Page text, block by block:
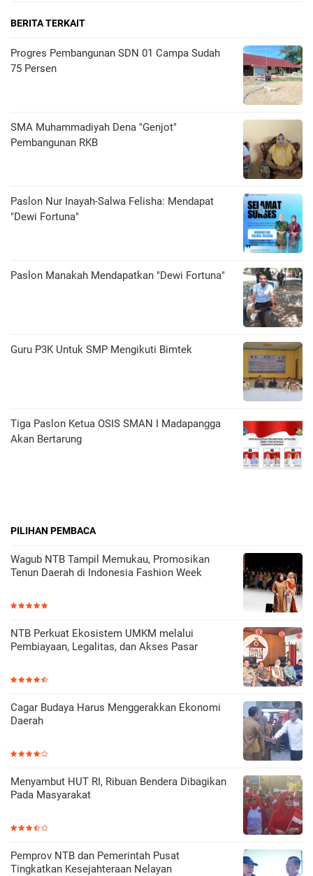
BERITA TERKAIT
Progres Pembangunan SDN 01 Campa Sudah
75 Persen
SMA Muhammadiyah Dena "Genjot"
Pembangunan RKB
Paslon Nur Inayah-Salwa Felisha: Mendapat
"Dewi Fortuna"
Paslon Manakah Mendapatkan "Dewi Fortuna"
Guru P3K Untuk SMP Mengikuti Bimtek
Tiga Paslon Ketua OSIS SMAN I Madapangga
Akan Bertarung
PILIHAN PEMBACA
Wagub NTB Tampil Memukau, Promosikan
Tenun Daerah di Indonesia Fashion Week
NTB Perkuat Ekosistem UMKM melalui
Pembiayaan, Legalitas, dan Akses Pasar
Cagar Budaya Harus Menggerakkan Ekonomi
Daerah
Menyambut HUT RI, Ribuan Bendera Dibagikan
Pada Masyarakat
Pemprov NTB dan Pemerintah Pusat
Tingkatkan Kesejahteraan Nelayan